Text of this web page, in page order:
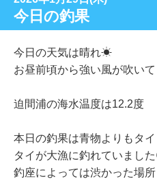
今日の釣果
今日の天気は晴れ☀
お昼前頃から強い風が吹いて
迫間浦の海水温度は12.2度
本日の釣果は青物よりもタイ
タイが大漁に釣れていまし
釣座によっては渋かった場